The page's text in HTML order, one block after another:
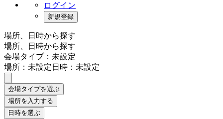
ログイン
新規登録
場所、日時から探す
場所、日時から探す
会場タイプ：未設定
場所：未設定日時：未設定
会場タイプを選ぶ
場所を入力する
日時を選ぶ